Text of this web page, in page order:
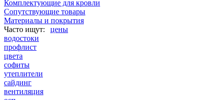
Комплектующие для кровли
Сопутствующие товары
Материалы и покрытия
цены
водостоки
профлист
цвета
софиты
утеплители
сайдинг
вентиляция